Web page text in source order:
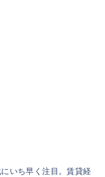
いち早く注目。賃貸経